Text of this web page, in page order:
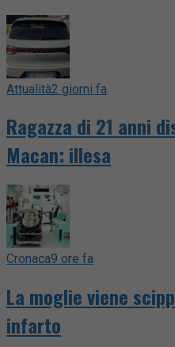
Attualità2 giorni fa
Ragazza di 21 anni
Macan: illesa
Cronaca9 ore fa
La moglie viene
infarto